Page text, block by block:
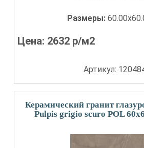
Размеры:
Цена: 2632 р/м2
Артикул:
Керамический гранит
Pulpis grigio scuro POL